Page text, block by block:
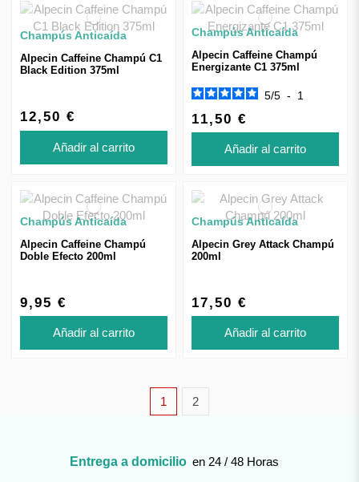
Champús Anticaída
Alpecin Caffeine Champú C1
Black Edition 375ml
12,50 €
Añadir al carrito
Champús Anticaída
Alpecin Caffeine Champú
Energizante C1 375ml
5/5 - 1
11,50 €
Añadir al carrito
Champús Anticaída
Alpecin Caffeine Champú
Doble Efecto 200ml
9,95 €
Añadir al carrito
Champús Anticaída
Alpecin Grey Attack Champú
200ml
17,50 €
Añadir al carrito
1 2
Entrega a domicilio en 24 / 48 Horas